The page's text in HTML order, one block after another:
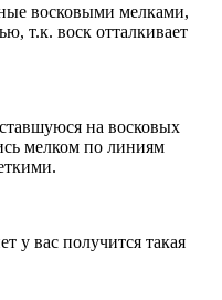
восковыми мелками,
т.к. воск отталкивает
на восковых
мелком по линиям
у вас получится такая